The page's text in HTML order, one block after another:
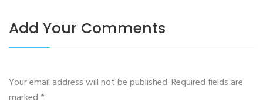
Add Your Comments
Your email address will not be published. Required fields are
marked*